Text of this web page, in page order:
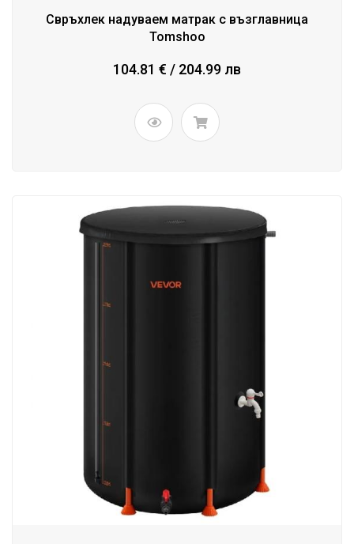
Свръхлек надуваем матрак с възглавница
Tomshoo
104.81 € / 204.99 лв